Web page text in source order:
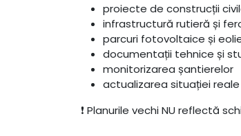
proiecte de construcții
infrastructură rutieră și
parcuri fotovoltaice și
documentații tehnice și
monitorizarea șantierelor
actualizarea situației
❗ Planurile vechi NU reflectă